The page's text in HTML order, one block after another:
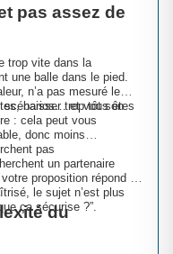
pas assez de
trop vite dans la
une balle dans le pied.
n’a pas mesuré le
scénarios… et vous êtes
baisser trop tôt son
: cela peut vous
donc moins
pas
un partenaire
proposition répond à
le sujet n’est plus
ça sécurise ?”.
du